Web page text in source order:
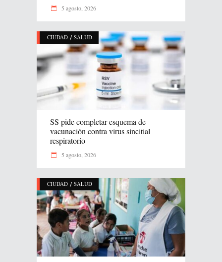
5 agosto, 2026
CIUDAD / SALUD
SS pide completar esquema de
vacunación contra virus sincitial
respiratorio
5 agosto, 2026
CIUDAD / SALUD